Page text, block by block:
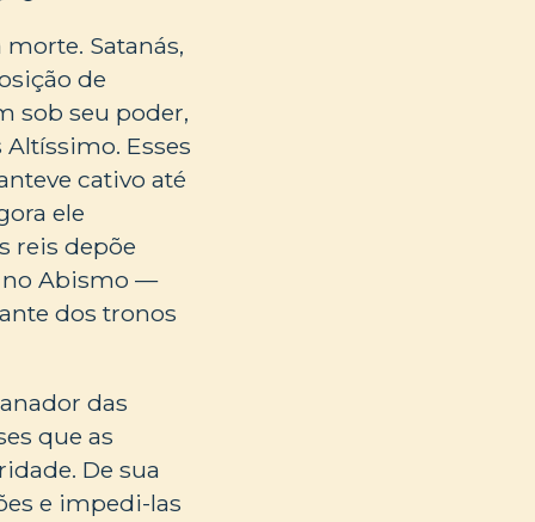
Satanás,
de
sob seu poder,
Esses
cativo até
ele
reis depõe
no Abismo —
dos tronos
das
que as
De sua
e impedi-las